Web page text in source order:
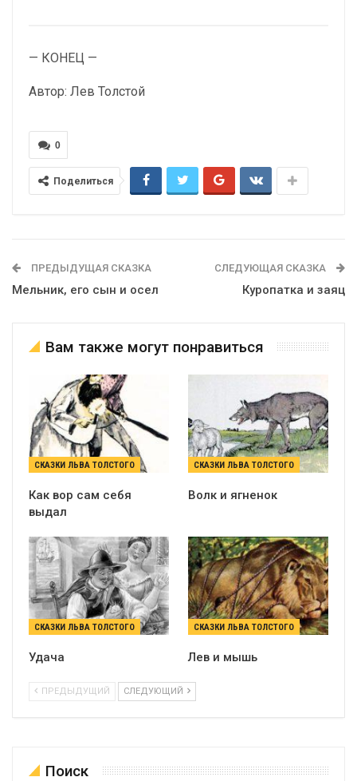
— КОНЕЦ —
Автор: Лев Толстой
0
Поделиться
ПРЕДЫДУЩАЯ СКАЗКА
Мельник, его сын и осел
СЛЕДУЮЩАЯ СКАЗКА
Куропатка и заяц
Вам также могут понравиться
СКАЗКИ ЛЬВА ТОЛСТОГО
Как вор сам себя
выдал
СКАЗКИ ЛЬВА ТОЛСТОГО
Волк и ягненок
СКАЗКИ ЛЬВА ТОЛСТОГО
Удача
СКАЗКИ ЛЬВА ТОЛСТОГО
Лев и мышь
ПРЕДЫДУЩИЙ СЛЕДУЮЩИЙ
Поиск